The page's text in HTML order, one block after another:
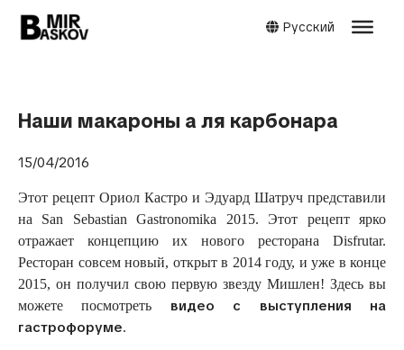
Русский
Наши макароны а ля карбонара
15/04/2016
Этот рецепт Ориол Кастро и Эдуард Шатруч представили
на San Sebastian Gastronomika 2015. Этот рецепт ярко
отражает концепцию их нового ресторана Disfrutar.
Ресторан совсем новый, открыт в 2014 году, и уже в конце
2015, он получил свою первую звезду Мишлен! Здесь вы
можете посмотреть видео с выступления на
гастрофоруме.